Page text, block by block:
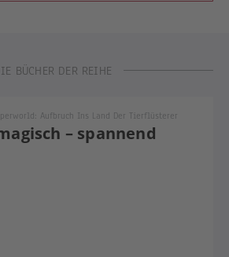
BÜCHER DER REIHE
– spannend
Aufbruch Ins Land Der Tierflüsterer